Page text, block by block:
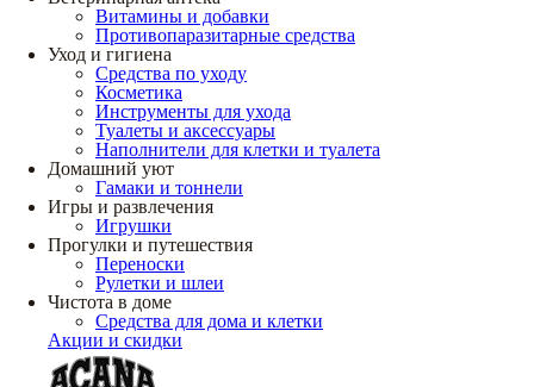
Витамины и добавки
Противопаразитарные средства
Уход и гигиена
Средства по уходу
Косметика
Инструменты для ухода
Туалеты и аксессуары
Наполнители для клетки и туалета
Домашний уют
Гамаки и тоннели
Игры и развлечения
Игрушки
Прогулки и путешествия
Переноски
Рулетки и шлеи
Чистота в доме
Средства для дома и клетки
Акции и скидки